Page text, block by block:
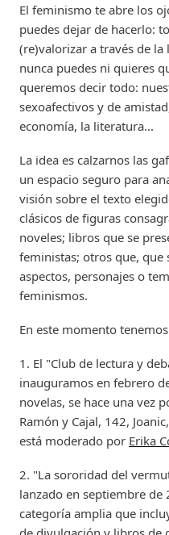
El feminismo te abre los
puedes dejar de hacerlo:
(re)valorizar a través de
nunca puedes ni quieres
queremos decir todo:
sexoafectivos y de
economía, la literatura...
La idea es calzarnos las
un espacio seguro para
visión sobre el texto
clásicos de figuras
noveles; libros que se
feministas; otros que, que
aspectos, personajes o
feminismos.
En este momento
1. El "Club de lectura y
inauguramos en febrero
novelas, se hace una vez
Ramón y Cajal, 142,
está moderado por Erika
2. "La sororidad del
lanzado en septiembre de
categoría amplia que